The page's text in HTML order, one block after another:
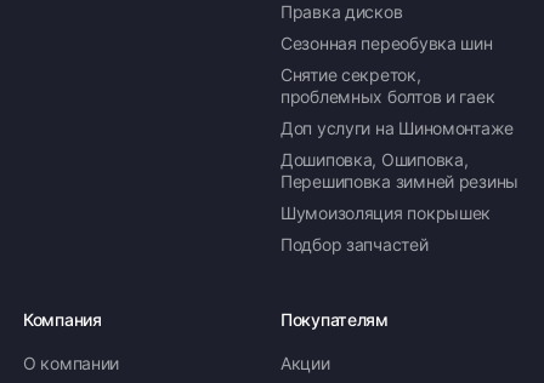
Правка дисков
Сезонная переобувка шин
Снятие секреток,
проблемных болтов и гаек
Доп услуги на Шиномонтаже
Дошиповка, Ошиповка,
Перешиповка зимней резины
Шумоизоляция покрышек
Подбор запчастей
Компания
О компании
Покупателям
Акции